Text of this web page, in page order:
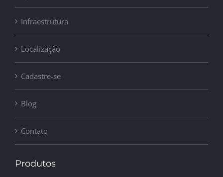
Infraestrutura
Localização
Cadastre-se
Blog
Contato
Produtos